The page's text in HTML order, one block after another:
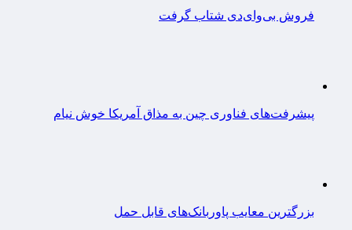
فروش بی‌وای‌دی شتاب گرفت
پیشرفت‌های فناوری چین به مذاق آمریکا خوش نیام
بزرگترین معایب پاوربانک‌های قابل حمل